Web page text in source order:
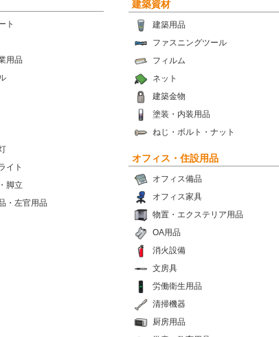
ト
用品
イト
脚立
・左官用品
建築資材
建築用品
ファスニングツール
フィルム
ネット
建築金物
塗装・内装用品
ねじ・ボルト・ナット
オフィス・住設用品
オフィス備品
オフィス家具
物置・エクステリア用品
OA用品
消火設備
文房具
労働衛生用品
清掃機器
厨房用品